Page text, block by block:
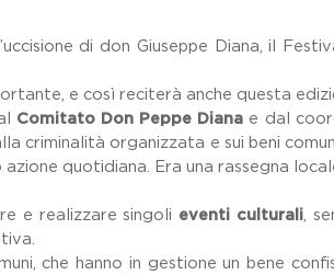
di don Giuseppe Diana, il
e così reciterà anche questa
Comitato Don Peppe Diana e dal
criminalità organizzata e sui beni
quotidiana. Era una rassegna
e realizzare singoli eventi culturali,
che hanno in gestione un bene